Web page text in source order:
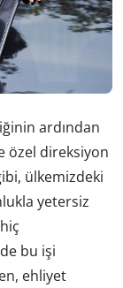
ardından
özel direksiyon
ülkemizdeki
yetersiz
bu işi
ehliyet